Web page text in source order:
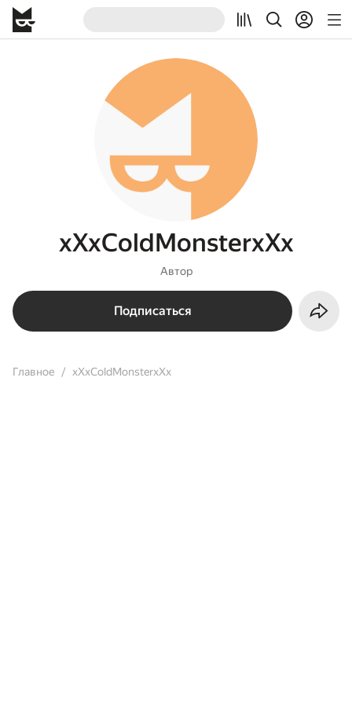
xXxColdMonsterxXx
Автор
Подписаться
Главное xXxColdMonsterxXx